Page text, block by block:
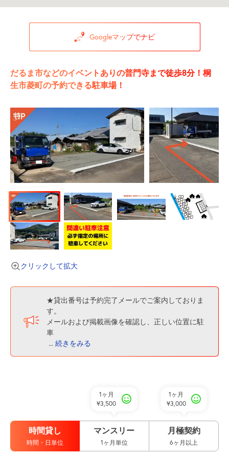
Googleマップでナビ
だるま市などのイベントありの普門寺まで徒歩8分！桐
生市菱町の予約できる駐車場！
クリックして拡大
★貸出番号は予約完了メールでご案内しておりま
す。
メールおよび掲載画像を確認し、正しい位置に駐
車
... 続きをみる
時間貸し
時間・日単位
1ヶ月
¥3,500
マンスリー
1ヶ月単位
1ヶ月
¥3,000
月極契約
6ヶ月以上